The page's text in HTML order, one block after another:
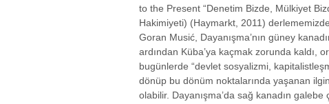
to the Present “Denetim Bizde, Mülkiyet
Hakimiyeti) (Haymarkt, 2011)
Goran Musić, Dayanışma’nın güney
ardından Küba’ya kaçmak zorunda kaldı,
bugünlerde “devlet sosyalizmi,
dönüp bu dönüm noktalarında yaşanan
olabilir. Dayanışma’da sağ kanadın galebe